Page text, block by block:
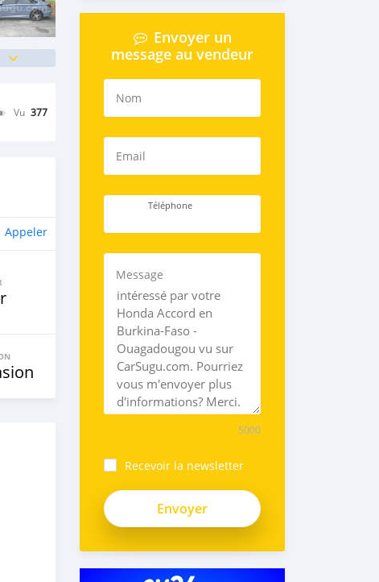
Vu 377
Appeler
Envoyer un
message au vendeur
Nom
Email
Téléphone
Message
5000
Recevoir la newsletter